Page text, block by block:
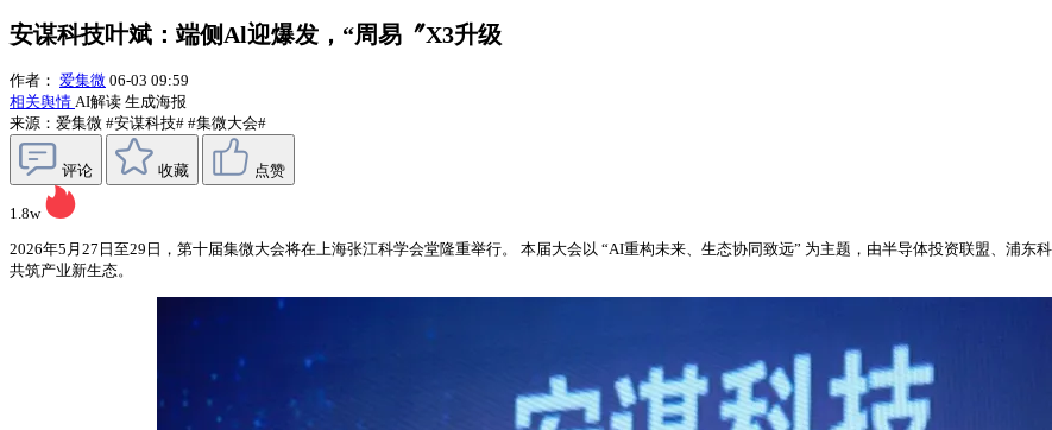
安谋科技叶斌：端侧Al迎爆发，“周易〞X3升级
作者： 爱集微 06-03 09:59
相关舆情 AI解读 生成海报
来源：爱集微 #安谋科技# #集微大会#
评论 收藏 点赞
1.8w
2026年5月27日至29日，第十届集微大会将在上海张江科学会堂隆重举行。 本届大会以 “AI重构未来、生态协同致远” 为主题，由半导体投资联盟、浦东
共筑产业新生态。